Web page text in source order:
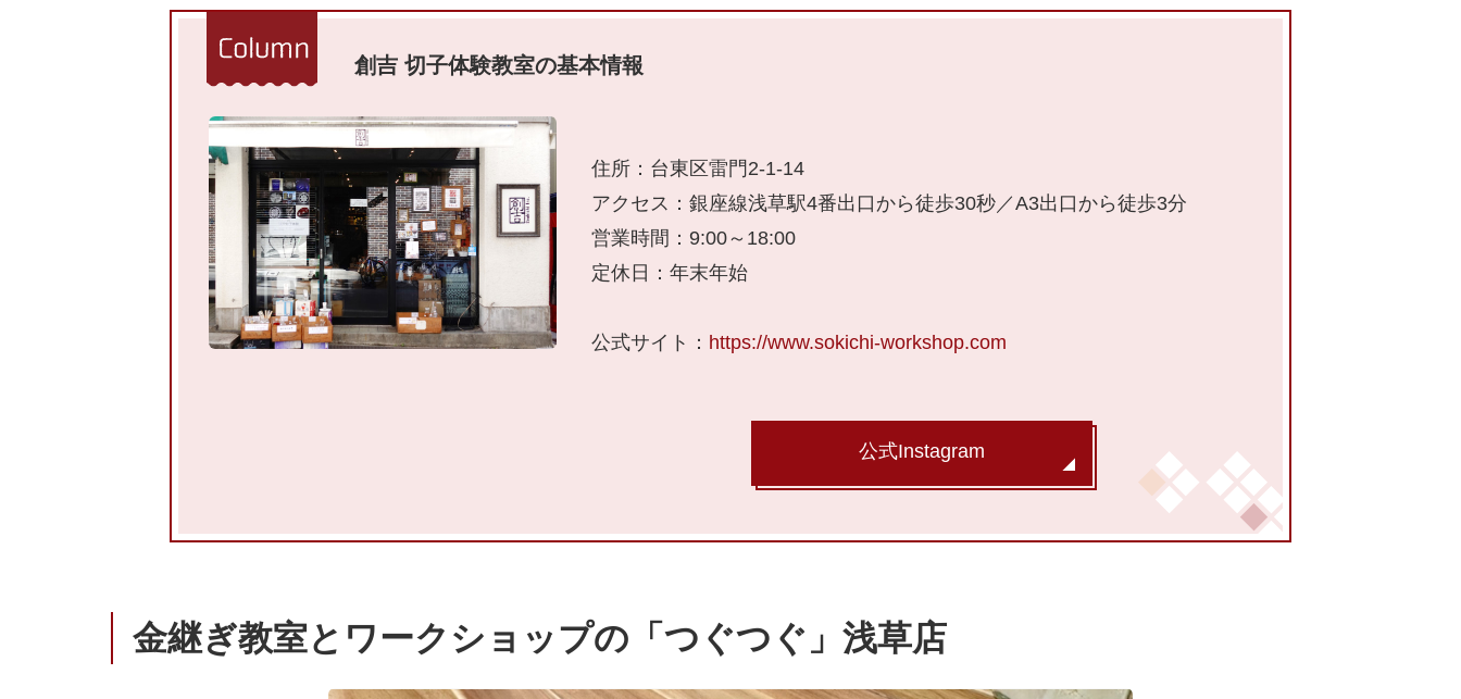
創吉 切子体験教室の基本情報
住所：台東区雷門2-1-14
アクセス：銀座線浅草駅4番出口から徒歩30秒／A3出口から徒歩3分
営業時間：9:00～18:00
定休日：年末年始
公式サイト： https://www.sokichi-workshop.com
公式Instagram
金継ぎ教室とワークショップの「つぐつぐ」浅草店